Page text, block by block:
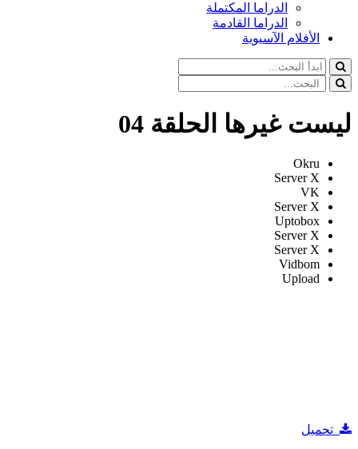
الدراما المكتملة
الدراما القادمة
الأفلام الآسيوية
ليست غيرها الحلقة 04
Okru
Server X
VK
Server X
Uptobox
Server X
Server X
Vidbom
Upload
تحميل